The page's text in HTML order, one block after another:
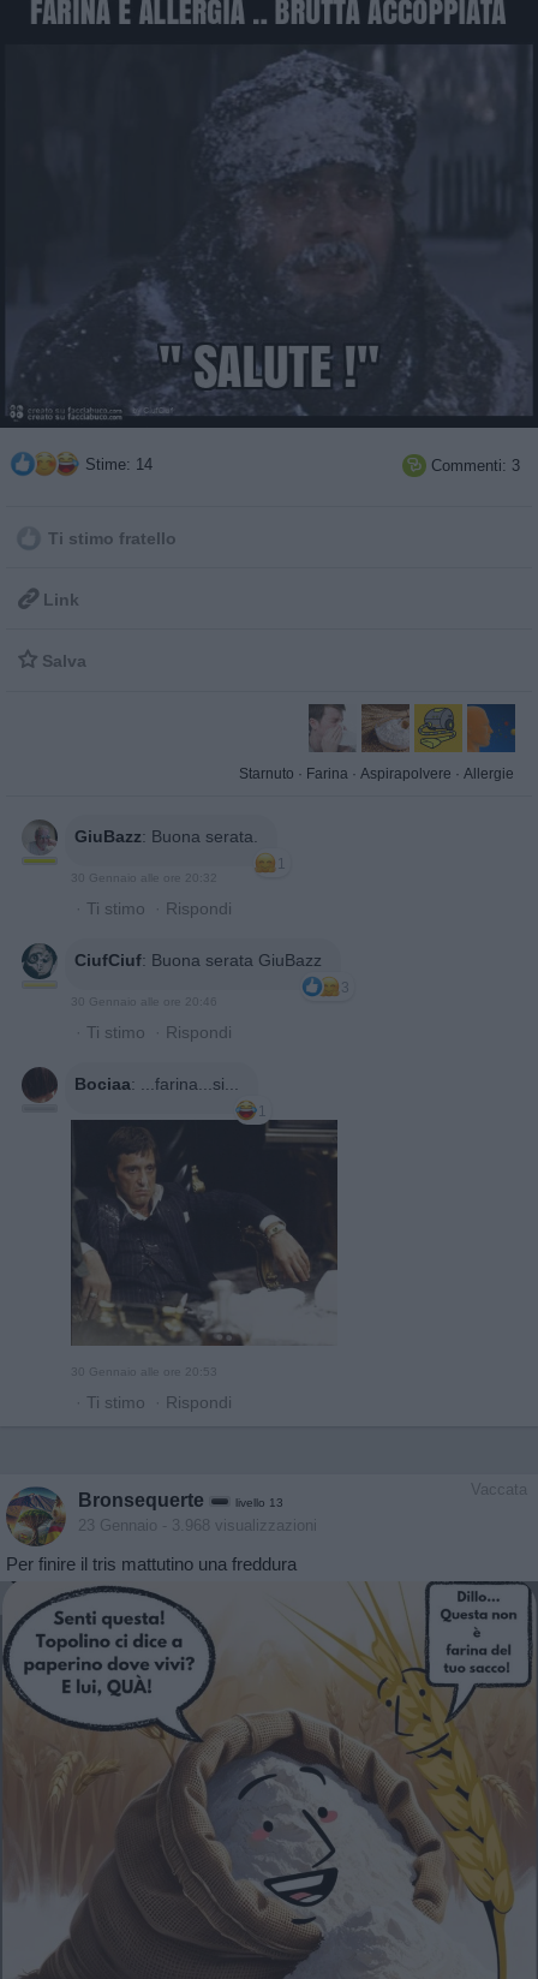
Stime: 14  Commenti: 3
Ti stimo fratello
 Link
 Salva
Starnuto · Farina · Aspirapolvere · Allergie
GiuBazz: Buona serata.
1
30 Gennaio alle ore 20:32
· Ti stimo · Rispondi
CiufCiuf: Buona serata GiuBazz
3
30 Gennaio alle ore 20:46
· Ti stimo · Rispondi
Bociaa: ...farina...si...
1
30 Gennaio alle ore 20:53
· Ti stimo · Rispondi
Vaccata
Bronsequerte livello 13
23 Gennaio - 3.968 visualizzazioni
Per finire il tris mattutino una freddura